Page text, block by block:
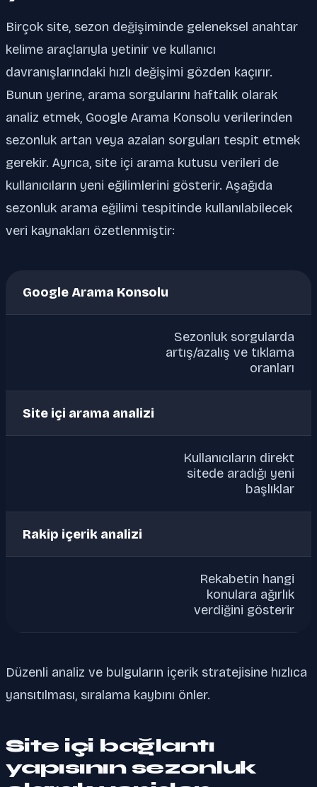
Birçok site, sezon değişiminde geleneksel anahtar
kelime araçlarıyla yetinir ve kullanıcı
davranışlarındaki hızlı değişimi gözden kaçırır.
Bunun yerine, arama sorgularını haftalık olarak
analiz etmek, Google Arama Konsolu verilerinden
sezonluk artan veya azalan sorguları tespit etmek
gerekir. Ayrıca, site içi arama kutusu verileri de
kullanıcıların yeni eğilimlerini gösterir. Aşağıda
sezonluk arama eğilimi tespitinde kullanılabilecek
veri kaynakları özetlenmiştir:
Google Arama Konsolu
Sezonluk sorgularda
artış/azalış ve tıklama
oranları
Site içi arama analizi
Kullanıcıların direkt
sitede aradığı yeni
başlıklar
Rakip içerik analizi
Rekabetin hangi
konulara ağırlık
verdiğini gösterir
Düzenli analiz ve bulguların içerik stratejisine hızlıca
yansıtılması, sıralama kaybını önler.
Site içi bağlantı
yapısının sezonluk